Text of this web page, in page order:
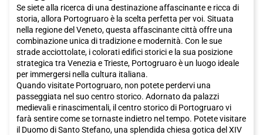
Se siete alla ricerca di una destinazione affascinante e ricca di
storia, allora Portogruaro è la scelta perfetta per voi. Situata
nella regione del Veneto, questa affascinante città offre una
combinazione unica di tradizione e modernità. Con le sue
strade acciottolate, i colorati edifici storici e la sua posizione
strategica tra Venezia e Trieste, Portogruaro è un luogo ideale
per immergersi nella cultura italiana.
Quando visitate Portogruaro, non potete perdervi una
passeggiata nel suo centro storico. Adornato da palazzi
medievali e rinascimentali, il centro storico di Portogruaro vi
farà sentire come se tornaste indietro nel tempo. Potete visitare
il Duomo di Santo Stefano, una splendida chiesa gotica del XIV